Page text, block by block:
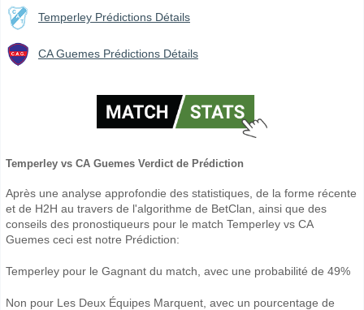
Temperley Prédictions Détails
CA Guemes Prédictions Détails
Temperley vs CA Guemes Verdict de Prédiction
Après une analyse approfondie des statistiques, de la forme récente
et de H2H au travers de l'algorithme de BetClan, ainsi que des
conseils des pronostiqueurs pour le match Temperley vs CA
Guemes ceci est notre Prédiction:
Temperley pour le Gagnant du match, avec une probabilité de 49%
Non pour Les Deux Équipes Marquent, avec un pourcentage de